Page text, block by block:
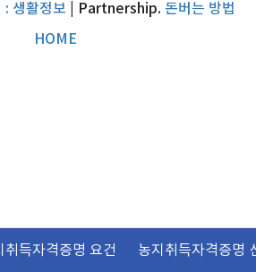
취득자격증명 요건 농지취득자격증명
: 생활정보 | Partnership. 돈버는 방법
HOME